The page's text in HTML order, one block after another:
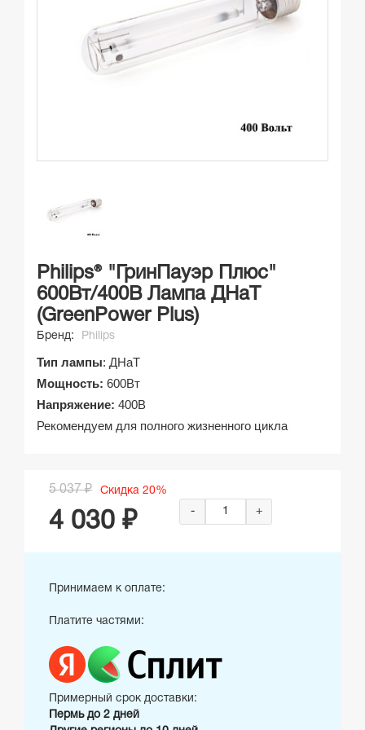
Philips® "ГринПауэр Плюс"
600Вт/400В Лампа ДНаТ
(GreenPower Plus)
Бренд: Philips
Тип лампы: ДНаТ
Мощность: 600Вт
Напряжение: 400В
Рекомендуем для полного жизненного цикла
5 037 ₽ Скидка 20%
4 030 ₽ - +
Принимаем к оплате:
Платите частями:
Примерный срок доставки:
Пермь до 2 дней